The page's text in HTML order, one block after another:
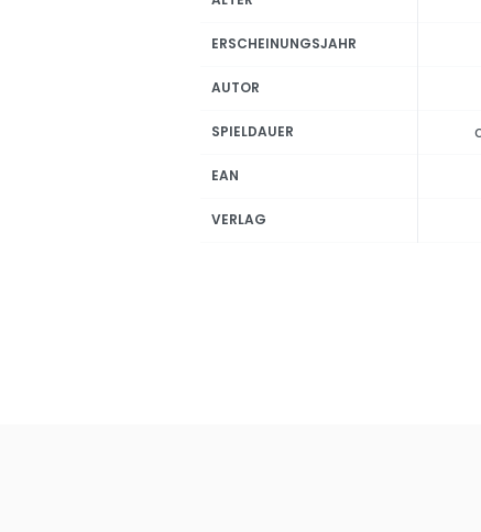
ERSCHEINUNGSJAHR
AUTOR
SPIELDAUER
EAN
VERLAG